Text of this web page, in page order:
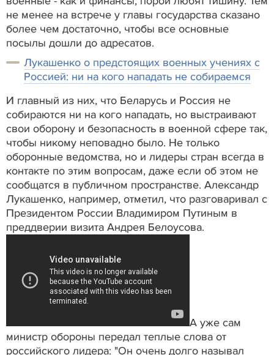
не менее на встрече у главы государства сказано
более чем достаточно, чтобы все основные
посылы дошли до адресатов.
Лукашенко о предстоящих военных учениях с
Россией: ни на кого нападать не собираемся
И главный из них, что Беларусь и Россия не
собираются ни на кого нападать, но выстраивают
свои оборону и безопасность в военной сфере так,
чтобы никому неповадно было. Не только
оборонные ведомства, но и лидеры стран всегда в
контакте по этим вопросам, даже если об этом не
сообщатся в публичном пространстве. Александр
Лукашенко, например, отметил, что разговаривал с
Президентом России Владимиром Путиным в
преддверии визита Андрея Белоусова.
А уже сам
министр обороны передал теплые слова от
российского лидера: "Он очень долго называл